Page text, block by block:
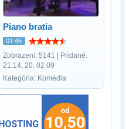
Piano bratia
01:45
Zobrazení: 5141 | Pridané:
21:14, 20. 02 09
Kategória: Komédia